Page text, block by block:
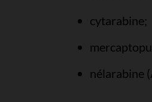
cytarabine;
nélarabine